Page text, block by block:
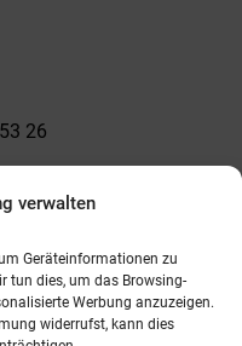
verwalten
Geräteinformationen zu
tun dies, um das Browsing-
Werbung anzuzeigen.
widerrufst, kann dies
26
Allgemeines
Öffnungszeiten
Unser Team